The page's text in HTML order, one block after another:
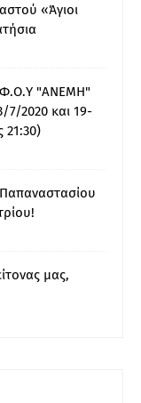
«Άγιοι
Φ.Ο.Υ "ΑΝΕΜΗ"
7/2020 και 19-
21:30)
μας,